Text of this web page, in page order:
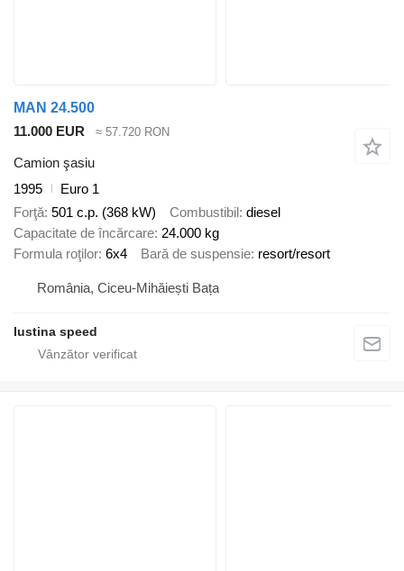
MAN 24.500
11.000 EUR
≈ 57.720 RON
Camion şasiu
1995
Euro 1
Forţă 501 c.p. (368 kW) Combustibil diesel
Capacitate de încărcare 24.000 kg
Formula roţilor 6x4 Bară de suspensie resort/resort
România, Ciceu-Mihăiești Bața
Iustina speed